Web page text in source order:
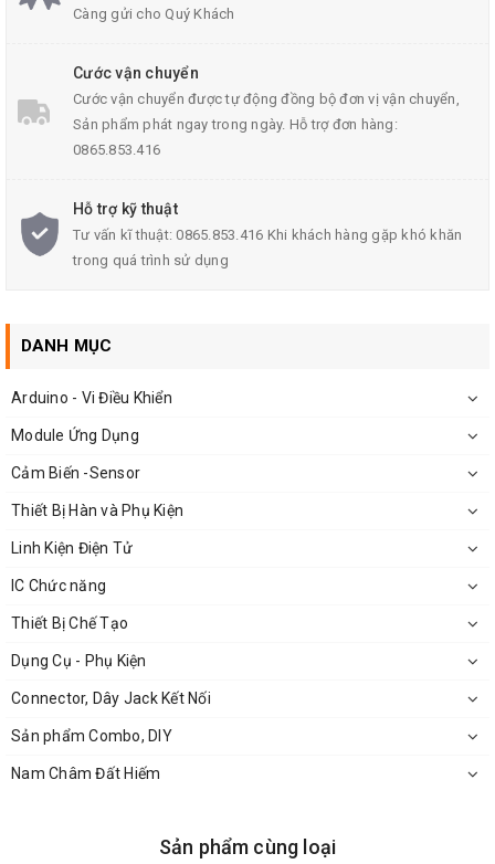
Càng gửi cho Quý Khách
Cước vận chuyển
Cước vận chuyển được tự động đồng bộ đơn vị vận chuyển,
Sản phẩm phát ngay trong ngày. Hỗ trợ đơn hàng:
0865.853.416
Hỗ trợ kỹ thuật
Tư vấn kĩ thuật: 0865.853.416 Khi khách hàng gặp khó khăn
trong quá trình sử dụng
DANH MỤC
Arduino - Vi Điều Khiển
Module Ứng Dụng
Cảm Biến -Sensor
Thiết Bị Hàn và Phụ Kiện
Linh Kiện Điện Tử
IC Chức năng
Thiết Bị Chế Tạo
Dụng Cụ - Phụ Kiện
Connector, Dây Jack Kết Nối
Sản phẩm Combo, DIY
Nam Châm Đất Hiếm
Sản phẩm cùng loại